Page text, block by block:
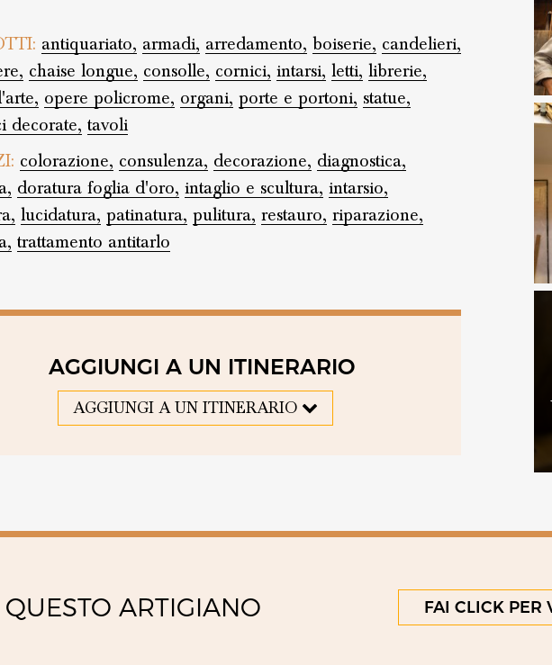
antiquariato, armadi, arredamento, boiserie, candelieri,
chaise longue, consolle, cornici, intarsi, letti, librerie,
opere policrome, organi, porte e portoni, statue,
decorate, tavoli
colorazione, consulenza, decorazione, diagnostica,
doratura foglia d'oro, intaglio e scultura, intarsio,
lucidatura, patinatura, pulitura, restauro, riparazione,
trattamento antitarlo
AGGIUNGI A UN ITINERARIO
AGGIUNGI A UN ITINERARIO
ARTIGIANO FAI CLICK PER